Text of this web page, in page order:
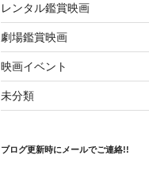
レンタル鑑賞映画
劇場鑑賞映画
映画イベント
未分類
ブログ更新時にメールでご連絡!!